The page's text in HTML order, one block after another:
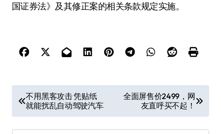
国证券法》及其修正案的相关条款规定实施。
章
导
不用黑客攻击 凭贴纸
就能扰乱自动驾驶汽车
全面屏售价2499，网
友直呼买不起！